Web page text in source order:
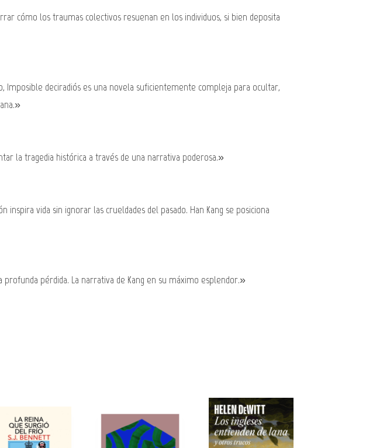
cómo los traumas colectivos resuenan en los individuos, si bien deposita
deciradiós es una novela suficientemente compleja para ocultar,
la tragedia histórica a través de una narrativa poderosa.»
vida sin ignorar las crueldades del pasado. Han Kang se posiciona
pérdida. La narrativa de Kang en su máximo esplendor.»